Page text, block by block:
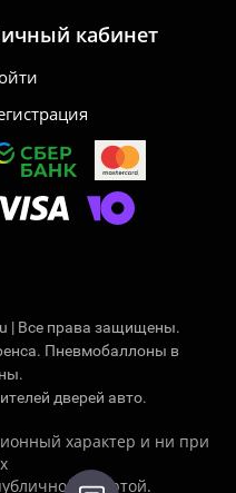
кабинет
| Все права защищены.
Пневмобаллоны в
дверей авто.
характер и ни при
офертой.